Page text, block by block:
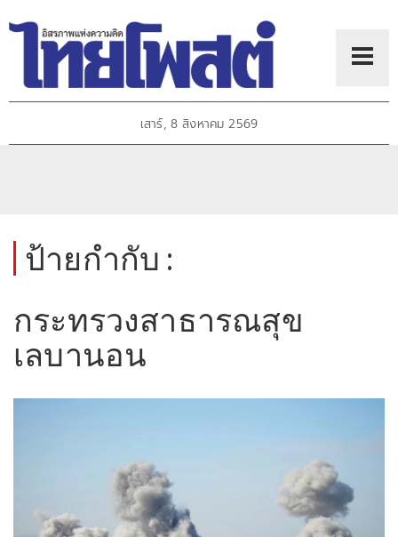
เสาร์, 8 สิงหาคม 2569
ป้ายกำกับ :
กระทรวงสาธารณสุข
เลบานอน